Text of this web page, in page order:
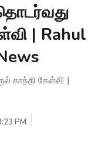
| Rahul
காந்தி கேள்வி |
PM